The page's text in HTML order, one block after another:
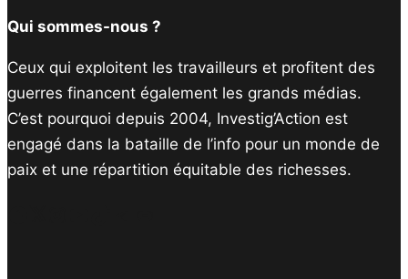
Qui sommes-nous ?
Ceux qui exploitent les travailleurs et profitent des
guerres financent également les grands médias.
C’est pourquoi depuis 2004, Investig’Action est
engagé dans la bataille de l’info pour un monde de
paix et une répartition équitable des richesses.